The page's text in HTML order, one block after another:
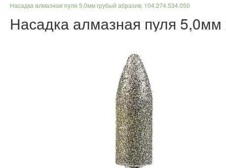
Насадка алмазная пуля 5,0мм грубый абразив, 104.274.534.050
Насадка алмазная пуля